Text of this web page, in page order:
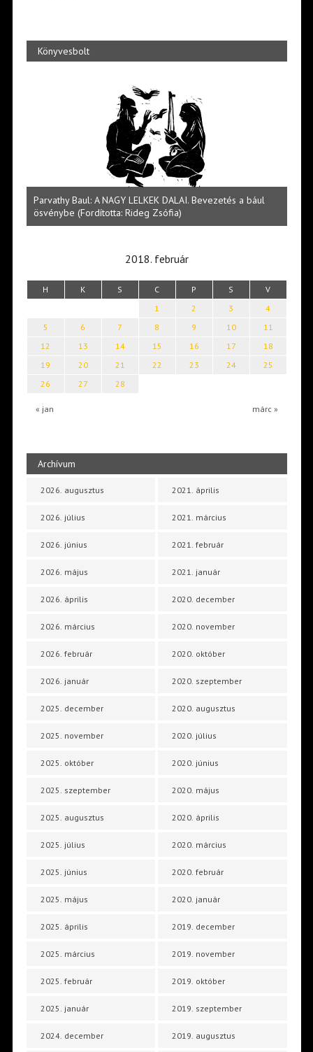
Könyvesbolt
a bául
Halmai Tamás: Megválaszolt érintés. Leveles Ibolya költői
világa
2018. február
H K S C P S V
« jan márc »
1 2 3
4
5
6 7 8 9 10
11
12
13 14 15 16 17
18
19
20 21 22 23 24
25
26
27 28
Archívum
2026. augusztus
2026. július
2026. június
2026. május
2026. április
2026. március
2026. február
2026. január
2025. december
2025. november
2025. október
2025. szeptember
2025. augusztus
2025. július
2025. június
2025. május
2025. április
2025. március
2025. február
2025. január
2024. december
2021. április
2021. március
2021. február
2021. január
2020. december
2020. november
2020. október
2020. szeptember
2020. augusztus
2020. július
2020. június
2020. május
2020. április
2020. március
2020. február
2020. január
2019. december
2019. november
2019. október
2019. szeptember
2019. augusztus